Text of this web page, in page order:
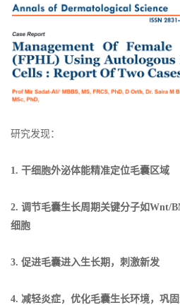
研究发现：
1. 干细胞外泌体能精准定位毛囊区域
2. 调节毛囊生长周期 关键分子如Wnt/
细胞
3. 促进毛囊进入生长期，刺激新发
4. 减轻炎症，优化毛囊生长环境，巩